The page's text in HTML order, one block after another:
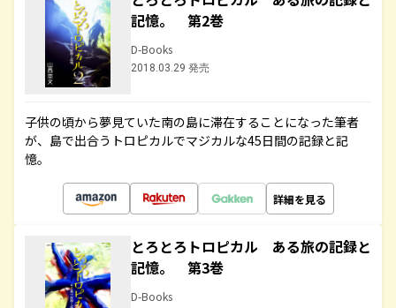
記憶。 第2巻
D-Books
2018.03.29 発売
子供の頃から夢見ていた南の島に滞在することになった筆者
が、島で出合うトロピカルでマジカルな45日間の記録と記
憶。
詳細を見る
とろとろトロピカル ある旅の記録と
記憶。 第3巻
D-Books